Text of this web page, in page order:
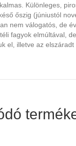
Különleges,
őszig (júniustól
nem válogatós, de
fagyok elmúltával,
el, illetve az